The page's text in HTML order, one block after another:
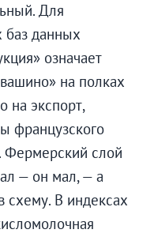
Для
данных
означает
на полках
на экспорт,
французского
Фермерский слой
— он мал, — а
схему. В индексах